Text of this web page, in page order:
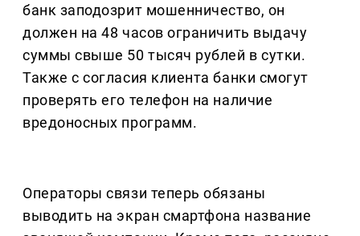
банк заподозрит мошенничество, он
должен на 48 часов ограничить выдачу
суммы свыше 50 тысяч рублей в сутки.
Также с согласия клиента банки смогут
проверять его телефон на наличие
вредоносных программ.
Операторы связи теперь обязаны
выводить на экран смартфона название